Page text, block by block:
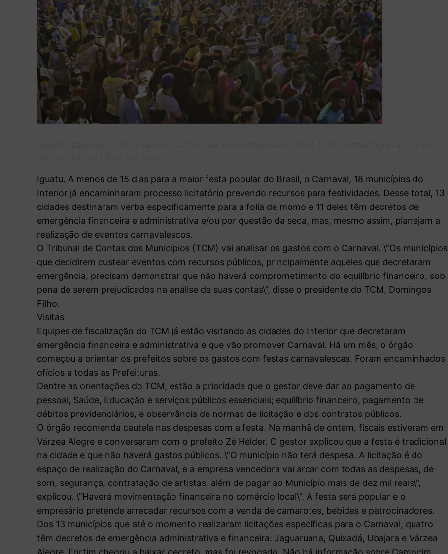
Iguatu. A menos de 15 dias para a maior festa popular do Brasil, o Carnaval, 18 municípios do
Interior já encaminharam processo licitatório prevendo recursos para festividades. Desse total, 13
cidades destinaram verba especificamente para a folia de momo e 11 deles têm decretos de
emergência financeira e administrativa e/ou por questão da seca, mas, mesmo assim, planejam a
realização de eventos carnavalescos.
O Tribunal de Contas dos Municípios (TCM) vai analisar os gastos com o Carnaval. \”Os municípios
que decidirem custear eventos com recursos públicos, principalmente aqueles que decretaram
emergência, precisam demonstrar que não haverá comprometimento do equilíbrio financeiro, sob
pena de serem prejudicados na análise de suas contas\”, disse o presidente do TCM, Domingos
Filho.
Visitas
Equipes de fiscalização do TCM já estão visitando as cidades do Interior que decretaram
emergência financeira e administrativa e que vão promover Carnaval. Há um mês, o órgão
começou a orientar os prefeitos sobre os gastos com festas carnavalescas. Foram encaminhados
ofícios a todas as Prefeituras.
Dentre as orientações do TCM, estão a prioridade que o gestor deve dar ao pagamento de
pessoal, Saúde, Educação e serviços públicos essenciais; equilíbrio financeiro, pagamento de
débitos previdenciários, e observância de normas de licitação e dos contratos públicos.
O órgão recomenda cautela nas despesas com a festa. Na manhã de ontem, fiscais estiveram em
Várzea Alegre e conversaram com o prefeito Zé Hélder. O gestor explicou que a festa é tradicional
na cidade e que não haverá gastos públicos. \”O município não terá despesa. A licitação é do
espaço de realização do Carnaval, e a empresa vencedora vai arcar com todas as despesas, de
som, segurança, contratação de artistas, além de pagar ao Município mais de dez mil reais\”,
explicou. \”Haverá movimentação financeira no comércio local\”. A festa será popular e o
empresário pretende arrecadar recursos com a venda de camarotes, bebidas e patrocinadores.
Dos 13 municípios que até o momento realizaram licitações específicas para o Carnaval, quatro
têm decretos de emergência administrativa e financeira: Jaguaruana, Quixadá, Ubajara e Várzea
Alegre. Fortim chegou a baixar decreto, mas foi revogado. Não há informação sobre Camocim,